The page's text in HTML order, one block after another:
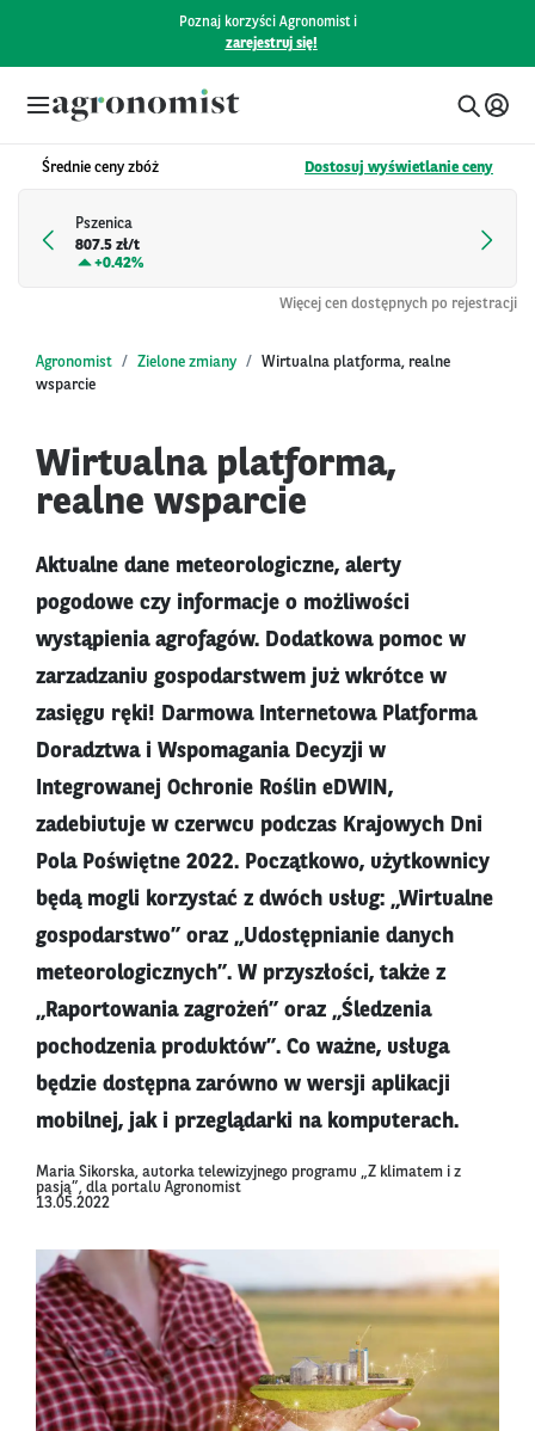
Poznaj korzyści Agronomist i
zarejestruj się!
Średnie ceny zbóż Dostosuj wyświetlanie ceny
Pszenica
807.5 zł/t
+0.42%
Więcej cen dostępnych po rejestracji
Agronomist Zielone zmiany
Wirtualna platforma, realne
wsparcie
Wirtualna platforma,
realne wsparcie
Aktualne dane meteorologiczne, alerty
pogodowe czy informacje o możliwości
wystąpienia agrofagów. Dodatkowa pomoc w
zarzadzaniu gospodarstwem już wkrótce w
zasięgu ręki! Darmowa Internetowa Platforma
Doradztwa i Wspomagania Decyzji w
Integrowanej Ochronie Roślin eDWIN,
zadebiutuje w czerwcu podczas Krajowych Dni
Pola Poświętne 2022. Początkowo, użytkownicy
będą mogli korzystać z dwóch usług: „Wirtualne
gospodarstwo” oraz „Udostępnianie danych
meteorologicznych”. W przyszłości, także z
„Raportowania zagrożeń” oraz „Śledzenia
pochodzenia produktów”. Co ważne, usługa
będzie dostępna zarówno w wersji aplikacji
mobilnej, jak i przeglądarki na komputerach.
Maria Sikorska, autorka telewizyjnego programu „Z klimatem i z
pasją”, dla portalu Agronomist
13.05.2022